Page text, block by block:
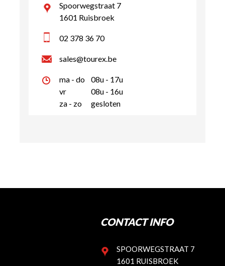
Spoorwegstraat 7
1601 Ruisbroek
02 378 36 70
sales@tourex.be
ma - do
08u - 17u
vr
08u - 16u
za - zo
gesloten
CONTACT INFO
SPOORWEGSTRAAT 7
1601 RUISBROEK